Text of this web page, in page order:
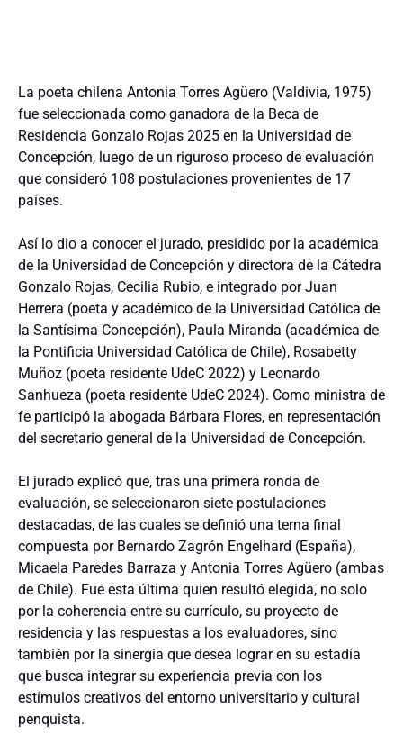
La poeta chilena Antonia Torres Agüero (Valdivia, 1975)
fue seleccionada como ganadora de la Beca de
Residencia Gonzalo Rojas 2025 en la Universidad de
Concepción, luego de un riguroso proceso de evaluación
que consideró 108 postulaciones provenientes de 17
países.
Así lo dio a conocer el jurado, presidido por la académica
de la Universidad de Concepción y directora de la Cátedra
Gonzalo Rojas, Cecilia Rubio, e integrado por Juan
Herrera (poeta y académico de la Universidad Católica de
la Santísima Concepción), Paula Miranda (académica de
la Pontificia Universidad Católica de Chile), Rosabetty
Muñoz (poeta residente UdeC 2022) y Leonardo
Sanhueza (poeta residente UdeC 2024). Como ministra de
fe participó la abogada Bárbara Flores, en representación
del secretario general de la Universidad de Concepción.
El jurado explicó que, tras una primera ronda de
evaluación, se seleccionaron siete postulaciones
destacadas, de las cuales se definió una terna final
compuesta por Bernardo Zagrón Engelhard (España),
Micaela Paredes Barraza y Antonia Torres Agüero (ambas
de Chile). Fue esta última quien resultó elegida, no solo
por la coherencia entre su currículo, su proyecto de
residencia y las respuestas a los evaluadores, sino
también por la sinergia que desea lograr en su estadía
que busca integrar su experiencia previa con los
estímulos creativos del entorno universitario y cultural
penquista.